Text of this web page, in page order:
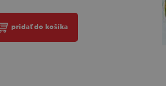
pridať do košíka